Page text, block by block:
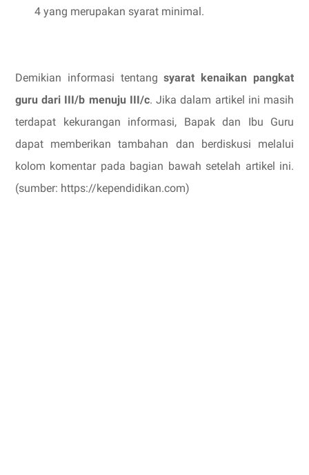
4 yang merupakan syarat minimal.
Demikian informasi tentangsyarat kenaikan pangkat
guru dari III/b menuju III/c. Jika dalam artikel ini masih
terdapat kekurangan informasi, Bapak dan Ibu Guru
dapat memberikan tambahan dan berdiskusi melalui
kolom komentar pada bagian bawah setelah artikel ini.
(sumber: https://kependidikan.com)